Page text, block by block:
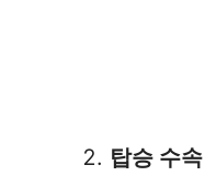
탑승 수